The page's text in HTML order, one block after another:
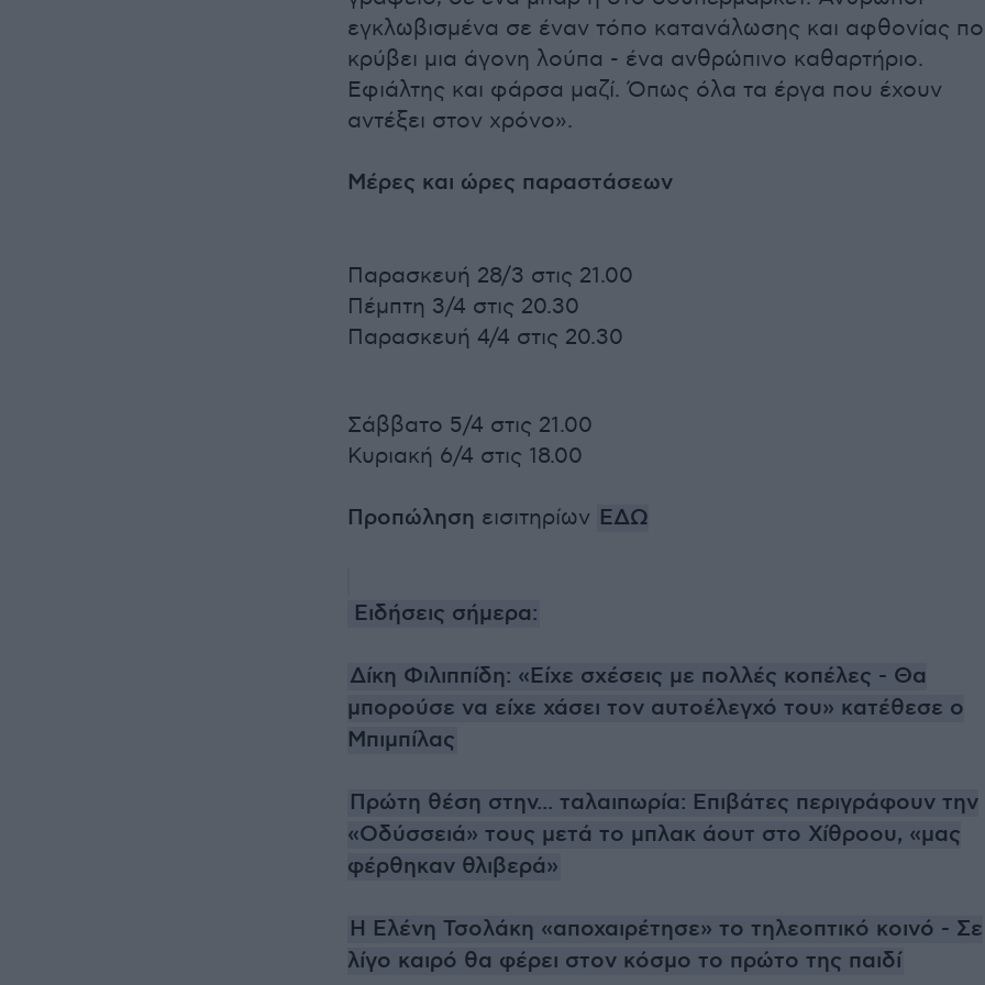
εγκλωβισμένα σε έναν τόπο κατανάλωσης και αφθονίας
κρύβει μια άγονη λούπα - ένα ανθρώπινο καθαρτήριο.
Εφιάλτης και φάρσα μαζί. Όπως όλα τα έργα που έχουν
αντέξει στον χρόνο».
Μέρες και ώρες παραστάσεων
Παρασκευή 28/3 στις 21.00
Πέμπτη 3/4 στις 20.30
Παρασκευή 4/4 στις 20.30
Σάββατο 5/4 στις 21.00
Κυριακή 6/4 στις 18.00
Προπώληση εισιτηρίων ΕΔΩ
Ειδήσεις σήμερα:
Δίκη Φιλιππίδη: «Είχε σχέσεις με πολλές κοπέλες - Θα
μπορούσε να είχε χάσει τον αυτοέλεγχό του» κατέθεσε ο
Μπιμπίλας
Πρώτη θέση στην... ταλαιπωρία: Επιβάτες περιγράφουν την
«Οδύσσειά» τους μετά το μπλακ άουτ στο Χίθροου, «μας
φέρθηκαν θλιβερά»
Η Ελένη Τσολάκη «αποχαιρέτησε» το τηλεοπτικό κοινό - Σε
λίγο καιρό θα φέρει στον κόσμο το πρώτο της παιδί